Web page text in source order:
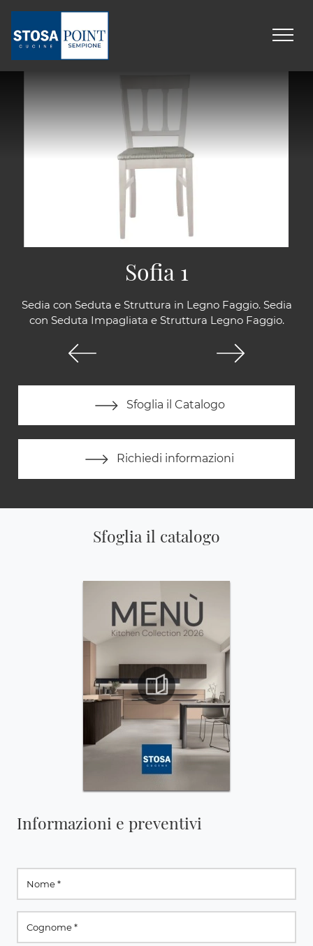
Sedia con Seduta e Struttura in Legno Faggio. Sedia
con Seduta Impagliata e Struttura Legno Faggio.
Sfoglia il Catalogo
Richiedi informazioni
Sofia 1
Sfoglia il catalogo
Informazioni e preventivi